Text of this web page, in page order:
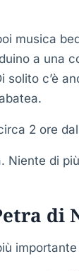
musica
a una
solito c’è
2 ore
Niente di
di